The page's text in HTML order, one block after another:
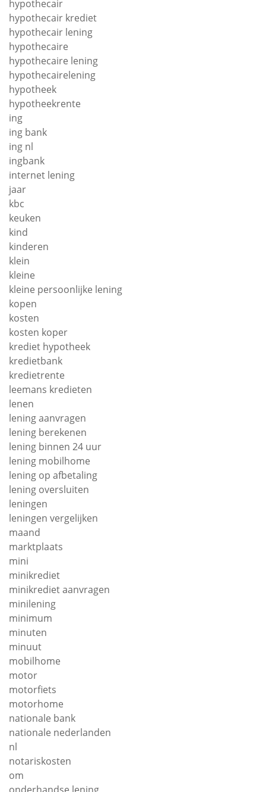
hypothecair
hypothecair krediet
hypothecair lening
hypothecaire
hypothecaire lening
hypothecairelening
hypotheek
hypotheekrente
ing
ing bank
ing nl
ingbank
internet lening
jaar
kbc
keuken
kind
kinderen
klein
kleine
kleine persoonlijke lening
kopen
kosten
kosten koper
krediet hypotheek
kredietbank
kredietrente
leemans kredieten
lenen
lening aanvragen
lening berekenen
lening binnen 24 uur
lening mobilhome
lening op afbetaling
lening oversluiten
leningen
leningen vergelijken
maand
marktplaats
mini
minikrediet
minikrediet aanvragen
minilening
minimum
minuten
minuut
mobilhome
motor
motorfiets
motorhome
nationale bank
nationale nederlanden
nl
notariskosten
om